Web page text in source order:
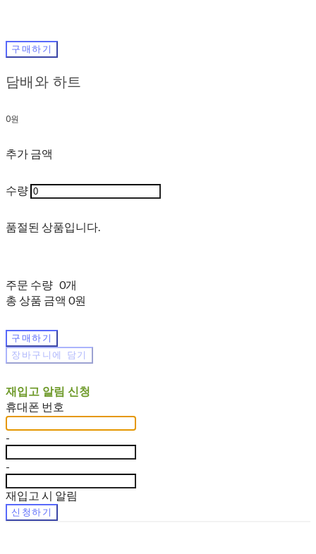
구매하기
담배와 하트
0원
추가 금액
수량
품절된 상품입니다.
주문 수량 0개
총 상품 금액 0원
구매하기
장바구니에 담기
재입고 알림 신청
휴대폰 번호
-
-
재입고 시 알림
신청하기